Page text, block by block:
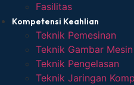
Fasilitas
Kompetensi Keahlian
Teknik Pemesinan
Teknik Gambar Mesin
Teknik Pengelasan
Teknik Jaringan